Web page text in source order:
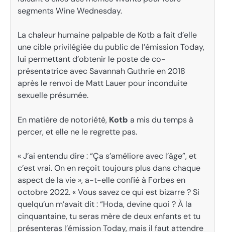
segments Wine Wednesday.
La chaleur humaine palpable de Kotb a fait d’elle
une cible privilégiée du public de l’émission Today,
lui permettant d’obtenir le poste de co-
présentatrice avec Savannah Guthrie en 2018
après le renvoi de Matt Lauer pour inconduite
sexuelle présumée.
En matière de notoriété, Kotb a mis du temps à
percer, et elle ne le regrette pas.
« J’ai entendu dire : “Ça s’améliore avec l’âge”, et
c’est vrai. On en reçoit toujours plus dans chaque
aspect de la vie », a-t-elle confié à Forbes en
octobre 2022. « Vous savez ce qui est bizarre ? Si
quelqu’un m’avait dit : “Hoda, devine quoi ? À la
cinquantaine, tu seras mère de deux enfants et tu
présenteras l’émission Today, mais il faut attendre